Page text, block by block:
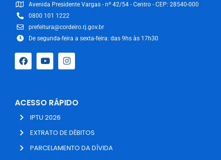
Avenida Presidente Vargas - nº 42/54 - Centro - CEP: 28540-000
0800 101 1222
prefeitura@cordeiro.rj.gov.br
De segunda-feira a sexta-feira: das 9hs às 17h30
ACESSO RÁPIDO
IPTU 2026
EXTRATO DE DÉBITOS
PARCELAMENTO DA DÍVIDA